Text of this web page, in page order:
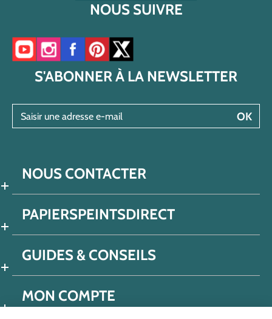
NOUS SUIVRE
Accéder à notre chaîne YouTube
Accéder à notre compte Instagram
Accéder à notre page Facebook
Accéder à notre compte Pinterest
Accéder à notre compte Twitter/X
S'ABONNER À LA NEWSLETTER
OK
NOUS CONTACTER
PAPIERSPEINTSDIRECT
GUIDES & CONSEILS
MON COMPTE